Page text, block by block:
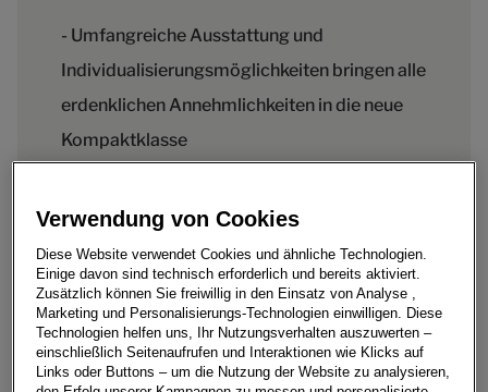
- Umfangreiche Ausstattung und
Individualisierungsmöglichkeiten bringen alle
erdenklichen Annehmlichkeiten in die neue
Kompaktklasse
vorderen wie hinteren Sitzplätzen
- Größeres Kofferraumvolumen für höhere
Alltagstauglichkeit
- Intelligente Beheizungs- und
Klimatisierungssysteme
- Virtuelle 3D Rundfahrt mit dem neuen SEAT
Verwendung von Cookies
Diese Website verwendet Cookies und ähnliche Technologien.
Einige davon sind technisch erforderlich und bereits aktiviert.
Zusätzlich können Sie freiwillig in den Einsatz von Analyse ,
Marketing und Personalisierungs-Technologien einwilligen. Diese
Technologien helfen uns, Ihr Nutzungsverhalten auszuwerten –
einschließlich Seitenaufrufen und Interaktionen wie Klicks auf
Links oder Buttons – um die Nutzung der Website zu analysieren,